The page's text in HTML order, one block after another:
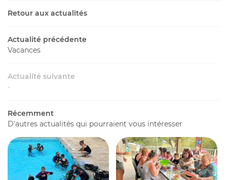
Accueil
Activités
et Valeurs
Tarifs
Spéciales
Retour aux actualités
Actualité précédente
Vacances
Actualité suivante
-
Récemment
D'autres actualités qui pourraient vous intéresser